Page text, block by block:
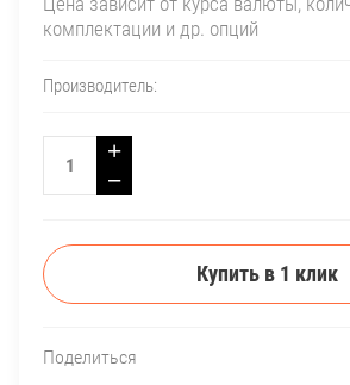
комплектации и др. опций
Производитель:
−
+
Купить в 1 клик
Поделиться